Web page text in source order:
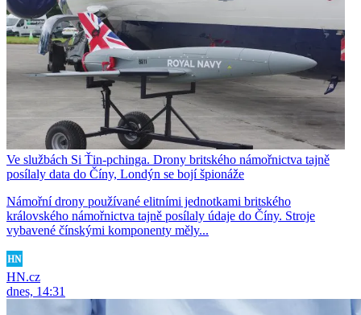
Ve službách Si Ťin-pchinga. Drony britského námořnictva tajně
posílaly data do Číny, Londýn se bojí špionáže
Námořní drony používané elitními jednotkami britského
královského námořnictva tajně posílaly údaje do Číny. Stroje
vybavené čínskými komponenty měly...
HN.cz
dnes, 14:31